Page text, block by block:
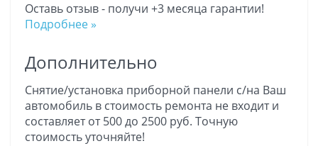
Оставь отзыв - получи +3 месяца гарантии!
Подробнее »
Дополнительно
Снятие/установка приборной панели с/на Ваш
автомобиль в стоимость ремонта не входит и
составляет от 500 до 2500 руб. Точную
стоимость уточняйте!